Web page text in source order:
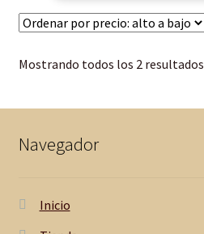
Mostrando todos los 2 resultados
Navegador
Inicio